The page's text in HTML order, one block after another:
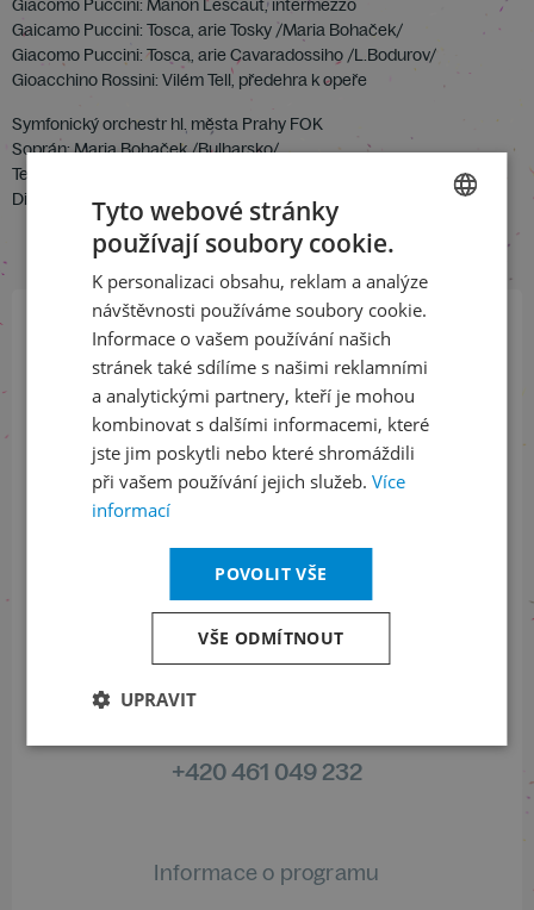
Giacomo Puccini: Manon Lescaut, intermezzo
Gaicamo Puccini: Tosca, arie Tosky /Maria Bohaček/
Giacomo Puccini: Tosca, arie Cavaradossiho /L.Bodurov/
Gioacchino Rossini: Vilém Tell, předehra k opeře
Symfonický orchestr hl. města Prahy FOK
Soprán: Maria Bohaček /Bulharsko/
Tenor: Lubomir Bodurov /Bulharsko/
Dir. Rudolf Vašata
Přihlaste se k našemu newsletteru
a buďte jako první v obraze
ODEBÍRAT NEWSLETTER
Sledujte nás na sociálních sítích
LinkedInflickr
+420 461 049 232
Informace o programu
ENGLISH
Tyto webové stránky
používají soubory cookie.
K personalizaci obsahu, reklam a analýze
návštěvnosti používáme soubory cookie.
Informace o vašem používání našich
stránek také sdílíme s našimi reklamními
a analytickými partnery, kteří je mohou
kombinovat s dalšími informacemi, které
jste jim poskytli nebo které shromáždili
při vašem používání jejich služeb. Více
informací
POVOLIT VŠE
VŠE ODMÍTNOUT
UPRAVIT